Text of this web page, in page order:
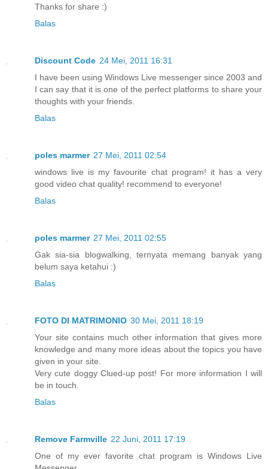
Thanks for share :)
Balas
Discount Code 24 Mei, 2011 16:31
I have been using Windows Live messenger since 2003 and
I can say that it is one of the perfect platforms to share your
thoughts with your friends.
Balas
poles marmer 27 Mei, 2011 02:54
windows live is my favourite chat program! it has a very
good video chat quality! recommend to everyone!
Balas
poles marmer 27 Mei, 2011 02:55
Gak sia-sia blogwalking, ternyata memang banyak yang
belum saya ketahui :)
Balas
FOTO DI MATRIMONIO 30 Mei, 2011 18:19
Your site contains much other information that gives more
knowledge and many more ideas about the topics you have
given in your site.
Very cute doggy Clued-up post! For more information I will
be in touch.
Balas
Remove Farmville 22 Juni, 2011 17:19
One of my ever favorite chat program is Windows Live